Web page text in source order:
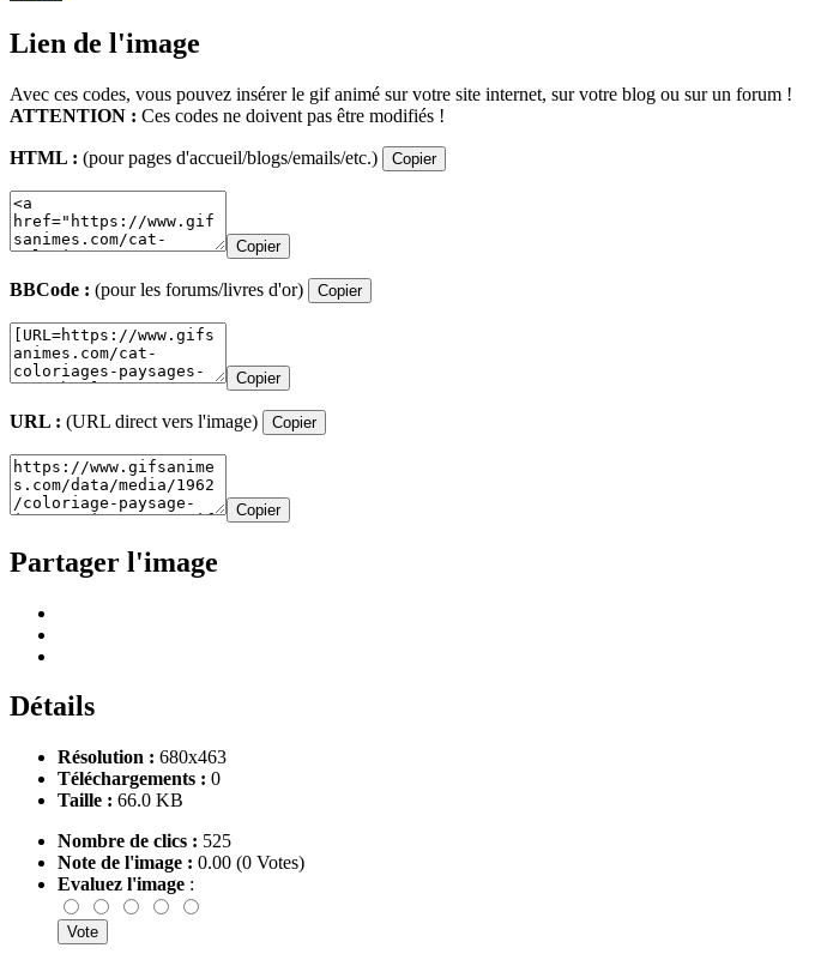
Lien de l'image
Avec ces codes, vous pouvez insérer le gif animé sur votre site internet, sur votre blog ou sur un forum !
ATTENTION : Ces codes ne doivent pas être modifiés !
HTML : (pour pages d'accueil/blogs/emails/etc.) Copier
Copier
BBCode : (pour les forums/livres d'or) Copier
Copier
URL : (URL direct vers l'image) Copier
Copier
Partager l'image
Détails
Résolution : 680x463
Téléchargements : 0
Taille : 66.0 KB
Nombre de clics : 525
Note de l'image : 0.00 (0 Votes)
Evaluez l'image :